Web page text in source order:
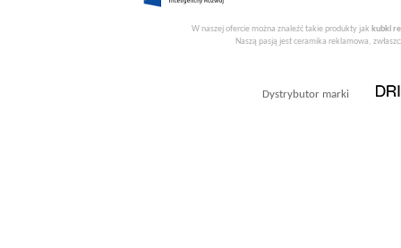
W naszej ofercie można znaleźć takie produkty jak kubki
Naszą pasją jest ceramika reklamowa,
Dystrybutor marki